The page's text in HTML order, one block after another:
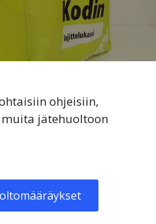
ohjeisiin,
jätehuoltoon